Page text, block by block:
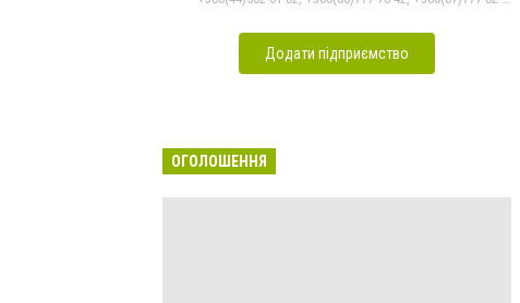
Додати підприємство
ОГОЛОШЕННЯ